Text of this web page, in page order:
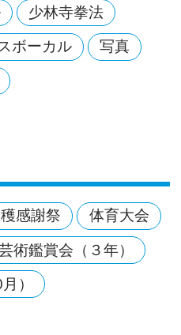
少林寺拳法
ボーカル 写真
感謝祭 体育大会
術鑑賞会（３年）
）